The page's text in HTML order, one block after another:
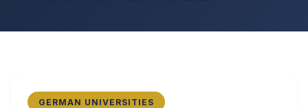
GERMAN UNIVERSITIES